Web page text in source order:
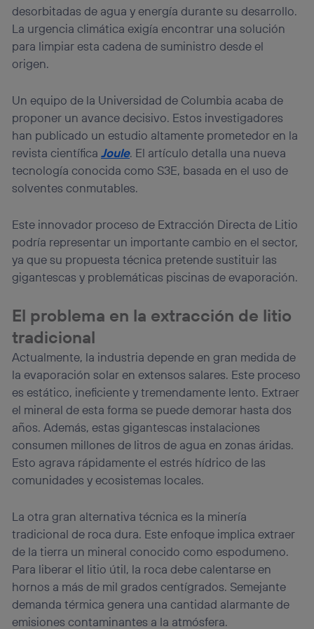
desorbitadas de agua y energía durante su desarrollo.
La urgencia climática exigía encontrar una solución
para limpiar esta cadena de suministro desde el
origen.
Un equipo de la Universidad de Columbia acaba de
proponer un avance decisivo. Estos investigadores
han publicado un estudio altamente prometedor en la
revista científicaJoule. El artículo detalla una nueva
tecnología conocida como S3E, basada en el uso de
solventes conmutables.
Este innovador proceso de Extracción Directa de Litio
podría representar un importante cambio en el sector,
ya que su propuesta técnica pretende sustituir las
gigantescas y problemáticas piscinas de evaporación.
El problema en la extracción de litio
tradicional
Actualmente, la industria depende en gran medida de
la evaporación solar en extensos salares. Este proceso
es estático, ineficiente y tremendamente lento. Extraer
el mineral de esta forma se puede demorar hasta dos
años. Además, estas gigantescas instalaciones
consumen millones de litros de agua en zonas áridas.
Esto agrava rápidamente el estrés hídrico de las
comunidades y ecosistemas locales.
La otra gran alternativa técnica es la minería
tradicional de roca dura. Este enfoque implica extraer
de la tierra un mineral conocido como espodumeno.
Para liberar el litio útil, la roca debe calentarse en
hornos a más de mil grados centígrados. Semejante
demanda térmica genera una cantidad alarmante de
emisiones contaminantes a la atmósfera.
navegación del usuario del móvil.
Puedes gestionar los consentimientos Utiq seleccionando
“Administrar Utiq” en la parte inferior de esta página web o
visitando el portal de privacidad de Utiq
(“consenthub”)